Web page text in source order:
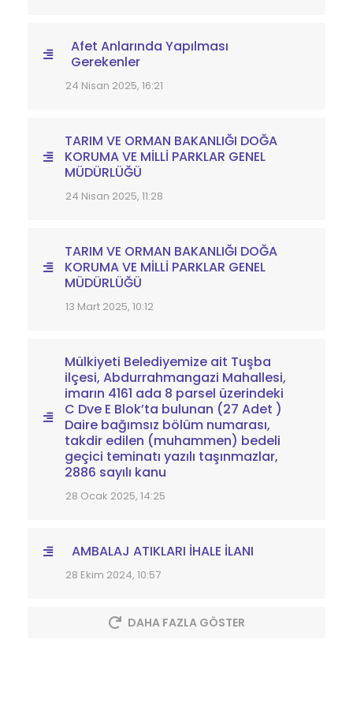
Afet Anlarında Yapılması
Gerekenler
24 Nisan 2025, 16:21
TARIM VE ORMAN BAKANLIĞI DOĞA
KORUMA VE MİLLİ PARKLAR GENEL
MÜDÜRLÜĞÜ
24 Nisan 2025, 11:28
TARIM VE ORMAN BAKANLIĞI DOĞA
KORUMA VE MİLLİ PARKLAR GENEL
MÜDÜRLÜĞÜ
13 Mart 2025, 10:12
Mülkiyeti Belediyemize ait Tuşba
ilçesi, Abdurrahmangazi Mahallesi,
imarın 4161 ada 8 parsel üzerindeki
C Dve E Blok’ta bulunan (27 Adet )
Daire bağımsız bölüm numarası,
takdir edilen (muhammen) bedeli
geçici teminatı yazılı taşınmazlar,
2886 sayılı kanu
28 Ocak 2025, 14:25
AMBALAJ ATIKLARI İHALE İLANI
28 Ekim 2024, 10:57
DAHA FAZLA GÖSTER